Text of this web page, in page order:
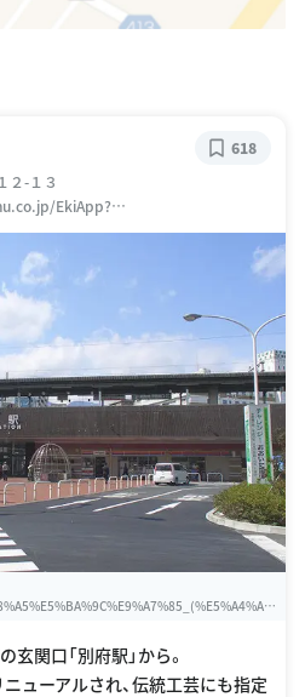
２-１３
EkiApp?
618
関口「別府駅」から。
ューアルされ、伝統工芸にも指定